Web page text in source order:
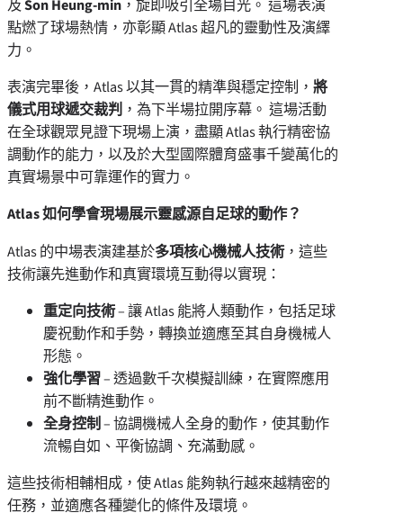
及Son Heung-min ，旋即吸引全場目光。 這場表演
點燃了球場熱情，亦彰顯 Atlas 超凡的靈動性及演繹
力。
表演完畢後，Atlas 以其一貫的精準與穩定控制， 將
儀式用球遞交裁判 ，為下半場拉開序幕。 這場活動
在全球觀眾見證下現場上演，盡顯 Atlas 執行精密協
調動作的能力，以及於大型國際體育盛事千變萬化的
真實場景中可靠運作的實力。
Atlas 如何學會現場展示靈感源自足球的動作？
Atlas 的中場表演建基於多項核心機械人技術，這些
技術讓先進動作和真實環境互動得以實現：
重定向技術– 讓 Atlas 能將人類動作，包括足球
慶祝動作和手勢，轉換並適應至其自身機械人
形態。
強化學習– 透過數千次模擬訓練，在實際應用
前不斷精進動作。
全身控制 – 協調機械人全身的動作，使其動作
流暢自如、平衡協調、充滿動感。
這些技術相輔相成，使 Atlas 能夠執行越來越精密的
任務，並適應各種變化的條件及環境。